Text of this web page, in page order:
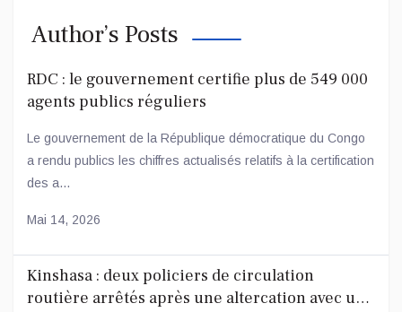
Author’s Posts
RDC : le gouvernement certifie plus de 549 000
agents publics réguliers
Le gouvernement de la République démocratique du Congo
a rendu publics les chiffres actualisés relatifs à la certification
des a...
Mai 14, 2026
Kinshasa : deux policiers de circulation
routière arrêtés après une altercation avec un